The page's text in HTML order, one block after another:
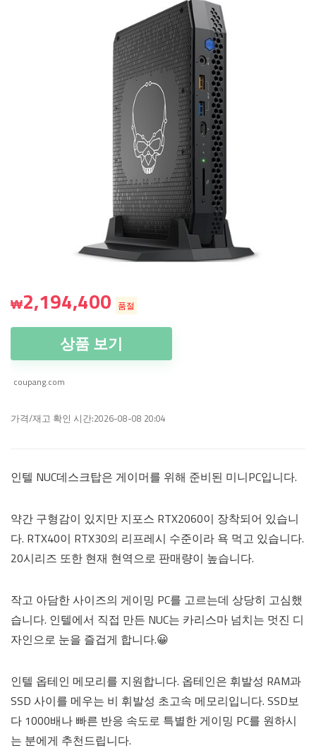
₩2,194,400 품절
상품 보기
coupang.com
가격/재고 확인 시간:2026-08-08 20:04
인텔 NUC데스크탑은 게이머를 위해 준비된 미니PC입니다.
약간 구형감이 있지만 지포스 RTX2060이 장착되어 있습니
다. RTX40이 RTX30의 리프레시 수준이라 욕 먹고 있습니다.
20시리즈 또한 현재 현역으로 판매량이 높습니다.
작고 아담한 사이즈의 게이밍 PC를 고르는데 상당히 고심했
습니다. 인텔에서 직접 만든 NUC는 카리스마 넘치는 멋진 디
자인으로 눈을 즐겁게 합니다.😀
인텔 옵테인 메모리를 지원합니다. 옵테인은 휘발성 RAM과
SSD 사이를 메우는 비 휘발성 초고속 메모리입니다. SSD보
다 1000배나 빠른 반응 속도로 특별한 게이밍 PC를 원하시
는 분에게 추천드립니다.